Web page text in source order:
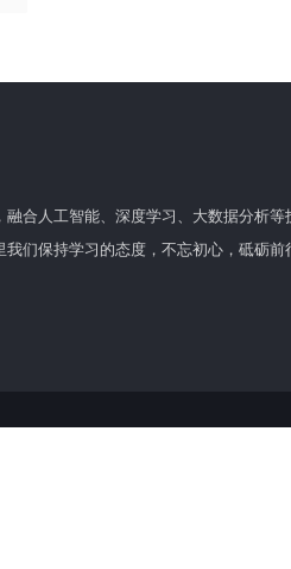
融合人工智能、深度学习、大数据分析
我们保持学习的态度，不忘初心，砥砺前